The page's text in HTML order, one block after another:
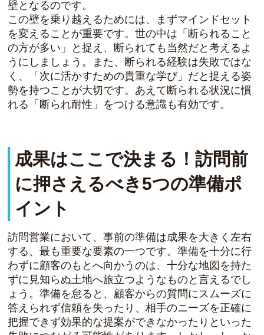
壁となるのです。
この壁を乗り越えるためには、まずマインドセット
を変えることが重要です。世の中は「断られること
の方が多い」と捉え、断られても当然だと考えるよ
うにしましょう。また、断られる経験は失敗ではな
く、「次に活かすための貴重な学び」だと捉える姿
勢を持つことが大切です。あえて断られる状況に慣
れる「断られ耐性」をつける意識も有効です。
成果はここで決まる！訪問前
に押さえるべき5つの準備ポ
イント
訪問営業において、事前の準備は成果を大きく左右
する、最も重要な要素の一つです。準備を十分に行
わずに顧客のもとへ向かうのは、十分な地図を持た
ずに見知らぬ土地へ旅立つようなものと言えるでし
ょう。準備を怠ると、顧客からの質問にスムーズに
答えられず信頼を失ったり、相手のニーズを正確に
把握できず効果的な提案ができなかったりといった